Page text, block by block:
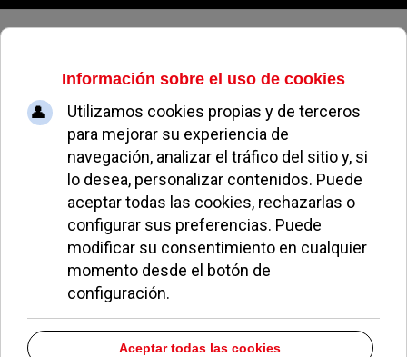
Sábado, 08 de agosto de 2026
Los vecinos de Aravaca exigen
más servicios públicos
NATALIA CABEZAS NOTICIAS DE POZUELO 28 MAYO 2010
Asociación de Vecinos Osa Mayor de Aravaca
se manifestará este viernes 28 de mayo a las
18:00 horas en la plaza María Reina para reclamar
que el barrio se convierta en el distrito número 22